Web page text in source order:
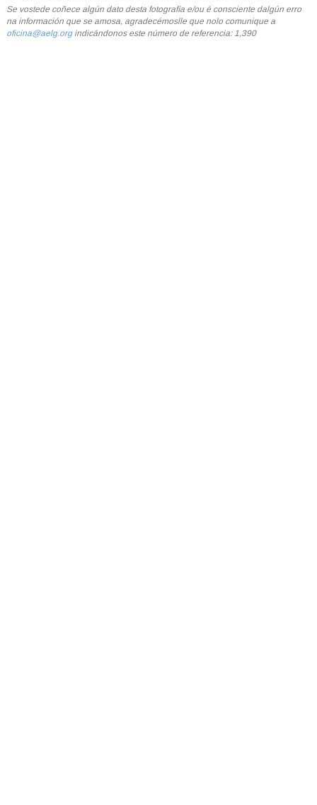
Se vostede coñece algún dato desta fotografía e/ou é consciente dalgún erro
na información que se amosa, agradecémoslle que nolo comunique a
oficina@aelg.orgindicándonos este número de referencia: 1,390